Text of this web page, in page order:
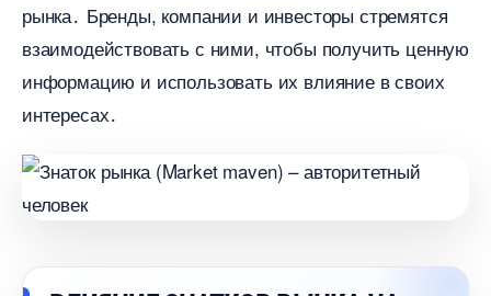
рынка․ Бренды, компании и инвесторы стремятся
заимодействовать с ними, чтобы получить ценную
информацию и использовать их влияние в своих
интересах․